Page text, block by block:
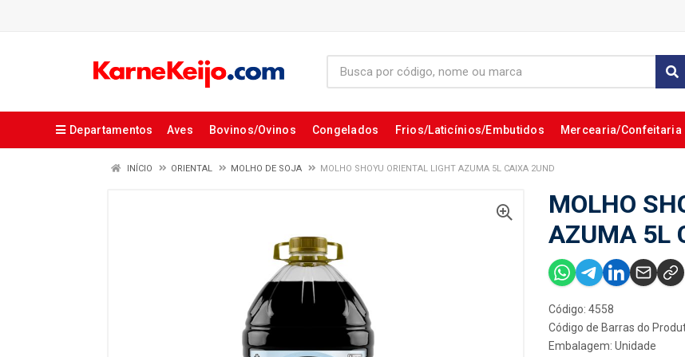
Departamentos Aves Bovinos/Ovinos Congelados Frios/Laticínios/Embutidos Mercearia/Confeitaria
INÍCIO ORIENTAL MOLHO DE SOJA MOLHO SHOYU ORIENTAL LIGHT AZUMA 5L CAIXA 2UND
MOLHO
AZUMA 5L
Código: 4558
Código de Barras do
Embalagem: Unidade